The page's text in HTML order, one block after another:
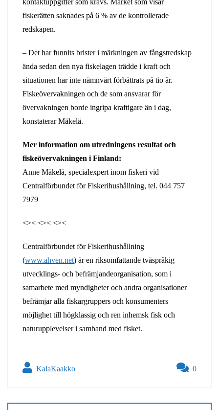
kontaktuppgifter som krävs. Märket som visar
fiskerätten saknades på 6 % av de kontrollerade
redskapen.
– Det har funnits brister i märkningen av fångstredskap
ända sedan den nya fiskelagen trädde i kraft och
situationen har inte nämnvärt förbättrats på tio år.
Fiskeövervakningen och de som ansvarar för
övervakningen borde ingripa kraftigare än i dag,
konstaterar Mäkelä.
Mer information om utredningens resultat och
fiskeövervakningen i Finland:
Anne Mäkelä, specialexpert inom fiskeri vid
Centralförbundet för Fiskerihushållning, tel. 044 757
7979
<>< <>< <><
Centralförbundet för Fiskerihushållning
(www.ahven.net) är en riksomfattande tvåspråkig
utvecklings- och befrämjandeorganisation, som i
samarbete med myndigheter och andra organisationer
befrämjar alla fiskargruppers och konsumenters
möjlighet till högklassig och ren inhemsk fisk och
naturupplevelser i samband med fisket.
KalaKaakko 0
selaus